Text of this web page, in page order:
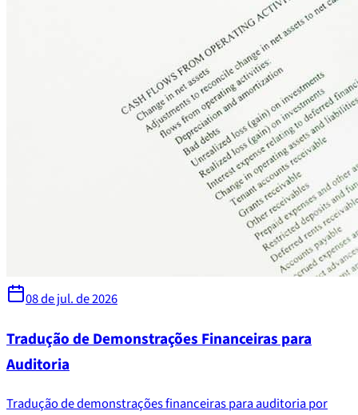
08 de jul. de 2026
Tradução de Demonstrações Financeiras para
Auditoria
Tradução de demonstrações financeiras para auditoria por